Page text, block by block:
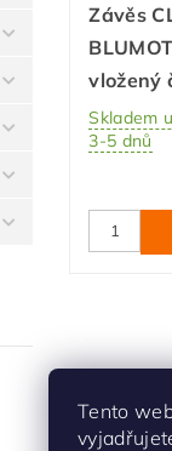
Závěs
vložený
Skladem
3-5 dnů
Tento